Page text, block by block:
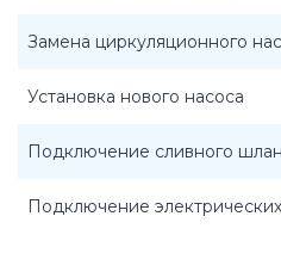
Замена циркуляционного
Установка нового насоса
Подключение сливного
Подключение